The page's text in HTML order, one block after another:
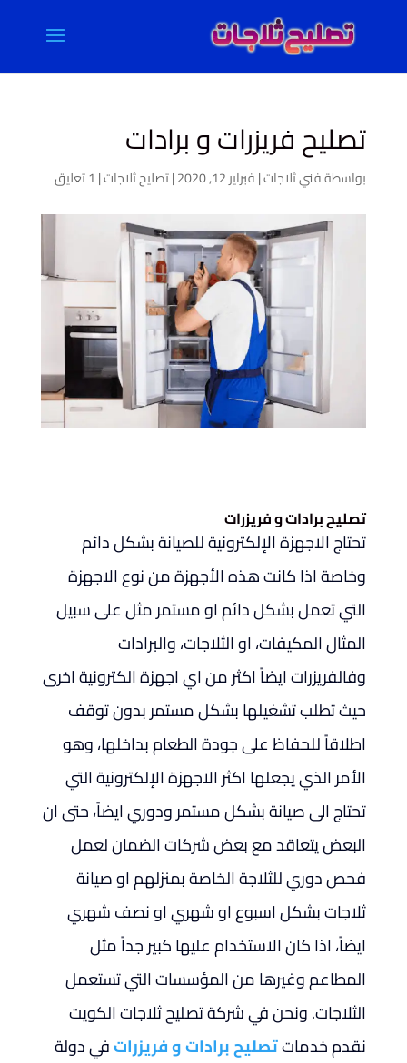
تصليح فريزرات و برادات
بواسطةفني ثلاجات|فبراير 12, 2020 |تصليح ثلاجات| 1 تعليق
تصليح برادات و فريزرات
تحتاج الاجهزة الإلكترونية للصيانة بشكل دائم
وخاصة اذا كانت هذه الأجهزة من نوع الاجهزة
التي تعمل بشكل دائم او مستمر مثل على سبيل
المثال المكيفات، او الثلاجات، والبرادات
وفالفريزرات ايضاً اكثر من اي اجهزة الكترونية اخرى
حيث تطلب تشغيلها بشكل مستمر بدون توقف
اطلاقاً للحفاظ على جودة الطعام بداخلها، وهو
الأمر الذي يجعلها اكثر الاجهزة الإلكترونية التي
تحتاج الى صيانة بشكل مستمر ودوري ايضاً، حتى ان
البعض يتعاقد مع بعض شركات الضمان لعمل
فحص دوري للثلاجة الخاصة بمنزلهم او صيانة
ثلاجات بشكل اسبوع او شهري او نصف شهري
ايضاً، اذا كان الاستخدام عليها كبير جداً مثل
المطاعم وغيرها من المؤسسات التي تستعمل
الثلاجات. ونحن في شركة تصليح ثلاجات الكويت
نقدم خدماتتصليح برادات و فريزراتفي دولة